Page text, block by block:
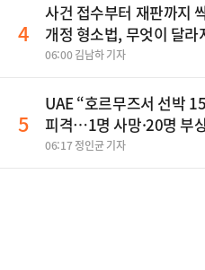
4
사건 접수부터 재판까지
개정 형소법, 무엇이 달라
06:00 김남하 기자
5
UAE “호르무즈서 선박
피격…1명 사망·20명 부
06:17 정인균 기자